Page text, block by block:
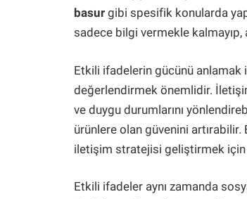
basur gibi spesifik konularda
sadece bilgi vermekle kalmayıp,
Etkili ifadelerin gücünü anlamak
değerlendirmek önemlidir.
ve duygu durumlarını
ürünlere olan güvenini
iletişim stratejisi geliştirmek için
Etkili ifadeler aynı zamanda